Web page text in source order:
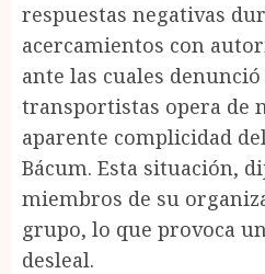
respuestas negativas
acercamientos con
ante las cuales
transportistas opera de
aparente complicidad
Bácum. Esta situación,
miembros de su
grupo, lo que provoca
desleal.